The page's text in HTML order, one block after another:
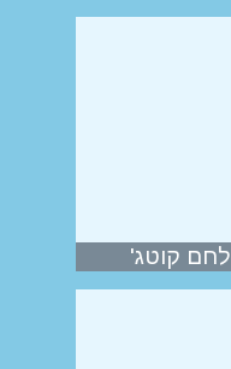
לחם קוטג'